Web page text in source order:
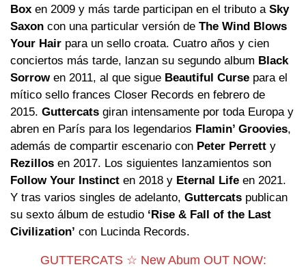
Box en 2009 y más tarde participan en el tributo a Sky
Saxon con una particular versión de The Wind Blows
Your Hair para un sello croata. Cuatro años y cien
conciertos más tarde, lanzan su segundo album Black
Sorrowen 2011, al que sigue Beautiful Curse para el
mítico sello frances Closer Records en febrero de
2015. Guttercats giran intensamente por toda Europa y
abren en París para los legendarios Flamin’ Groovies,
además de compartir escenario con Peter Perrett y
Rezillos en 2017. Los siguientes lanzamientos son
Follow Your Instinct en 2018 y Eternal Life en 2021.
Y tras varios singles de adelanto, Guttercats publican
su sexto álbum de estudio ‘Rise & Fall of the Last
Civilization’ con Lucinda Records.
GUTTERCATS ☆ New Abum OUT NOW: